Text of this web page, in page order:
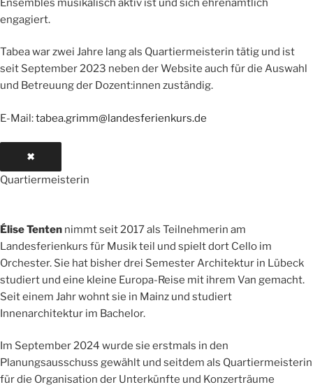
engagiert.
Tabea war zwei Jahre lang als Quartiermeisterin tätig und ist
seit September 2023 neben der Website auch für die Auswahl
und Betreuung der Dozent:innen zuständig.
E-Mail:tabea.grimm@landesferienkurs.de
✖
Quartiermeisterin
Élise Tenten nimmt seit 2017 als Teilnehmerin am
Landesferienkurs für Musik teil und spielt dort Cello im
Orchester. Sie hat bisher drei Semester Architektur in Lübeck
studiert und eine kleine Europa-Reise mit ihrem Van gemacht.
Seit einem Jahr wohnt sie in Mainz und studiert
Innenarchitektur im Bachelor.
Im September 2024 wurde sie erstmals in den
Planungsausschuss gewählt und seitdem als Quartiermeisterin
für die Organisation der Unterkünfte und Konzerträume